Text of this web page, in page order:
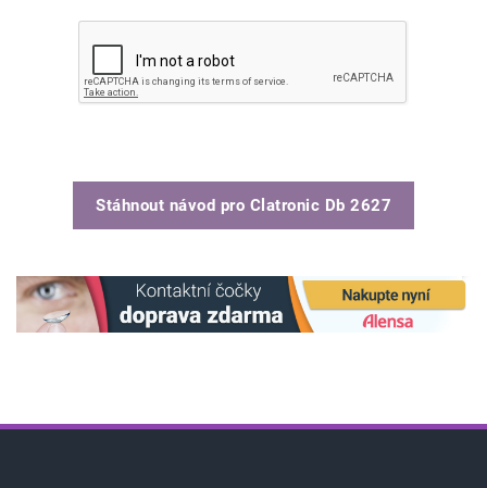
Stáhnout návod pro Clatronic Db 2627